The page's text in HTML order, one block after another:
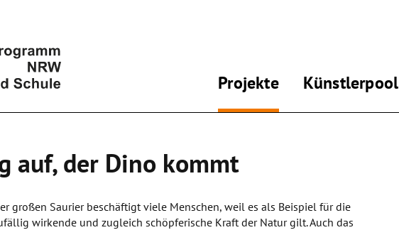
Projekte Künstlerpool
auf, der Dino kommt
großen Saurier beschäftigt viele Menschen, weil es als Beispiel für die
wirkende und zugleich schöpferische Kraft der Natur gilt. Auch das